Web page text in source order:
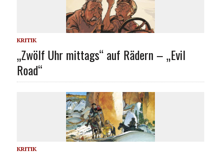
KRITIK
„Zwölf Uhr mittags“ auf Rädern – „Evil
Road“
KRITIK